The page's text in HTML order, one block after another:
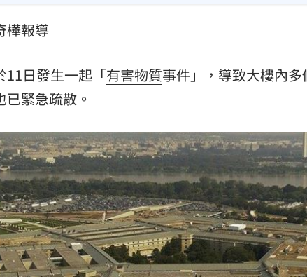
卻崩跌 3大原因一次看懂
證期局：將查疏失
外海漏油 油污威脅生態 17:25
中 20:31
直播 15:27
線上直播 18:00
樺報導
11日發生一起「有害物質事件」，導致大樓內
緊急疏散。